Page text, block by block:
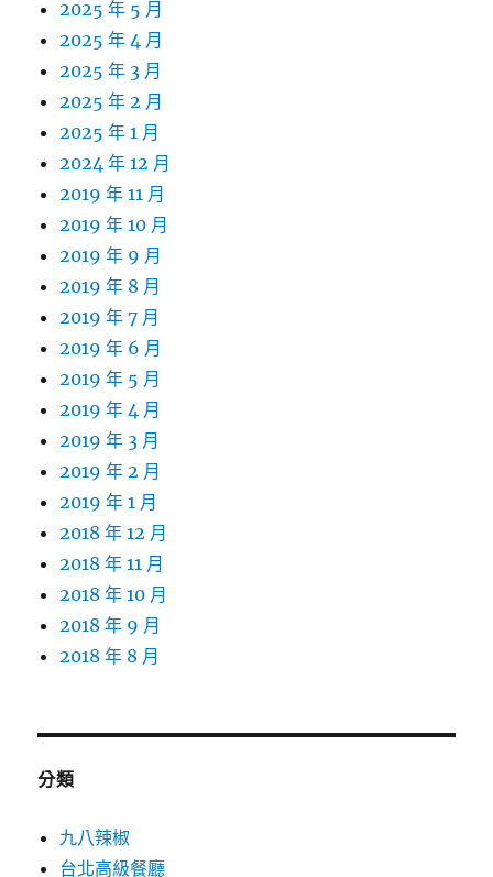
2025 年 5 月
2025 年 4 月
2025 年 3 月
2025 年 2 月
2025 年 1 月
2024 年 12 月
2019 年 11 月
2019 年 10 月
2019 年 9 月
2019 年 8 月
2019 年 7 月
2019 年 6 月
2019 年 5 月
2019 年 4 月
2019 年 3 月
2019 年 2 月
2019 年 1 月
2018 年 12 月
2018 年 11 月
2018 年 10 月
2018 年 9 月
2018 年 8 月
分類
九八辣椒
台北高級餐廳